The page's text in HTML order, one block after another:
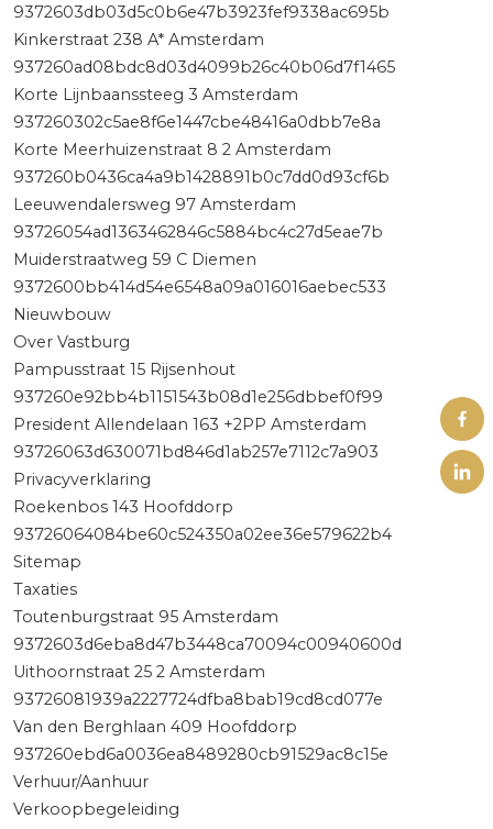
9372603db03d5c0b6e47b3923fef9338ac695b
Kinkerstraat 238 A* Amsterdam
937260ad08bdc8d03d4099b26c40b06d7f1465
Korte Lijnbaanssteeg 3 Amsterdam
937260302c5ae8f6e1447cbe48416a0dbb7e8a
Korte Meerhuizenstraat 8 2 Amsterdam
937260b0436ca4a9b1428891b0c7dd0d93cf6b
Leeuwendalersweg 97 Amsterdam
93726054ad1363462846c5884bc4c27d5eae7b
Muiderstraatweg 59 C Diemen
9372600bb414d54e6548a09a016016aebec533
Nieuwbouw
Over Vastburg
Pampusstraat 15 Rijsenhout
937260e92bb4b1151543b08d1e256dbbef0f99
President Allendelaan 163 +2PP Amsterdam
93726063d630071bd846d1ab257e7112c7a903
Privacyverklaring
Roekenbos 143 Hoofddorp
93726064084be60c524350a02ee36e579622b4
Sitemap
Taxaties
Toutenburgstraat 95 Amsterdam
9372603d6eba8d47b3448ca70094c00940600d
Uithoornstraat 25 2 Amsterdam
93726081939a2227724dfba8bab19cd8cd077e
Van den Berghlaan 409 Hoofddorp
937260ebd6a0036ea8489280cb91529ac8c15e
Verhuur/Aanhuur
Verkoopbegeleiding